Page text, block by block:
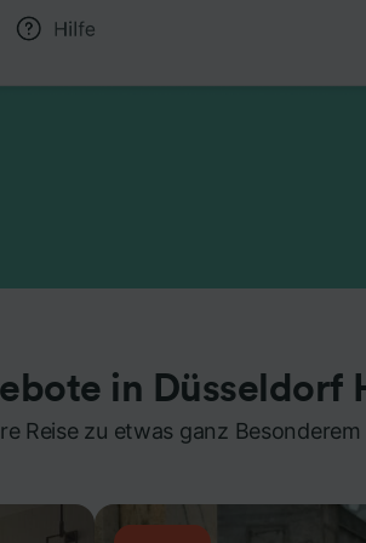
in Düsseldorf
Reise zu etwas ganz Besonderem